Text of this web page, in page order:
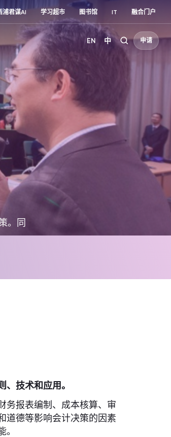
浦君谋AI 学习超市 图书馆 IT 融合门户
EN 中 申请
。同
技术和应用。
务报表编制、成本核算、审
道德等影响会计决策的因素